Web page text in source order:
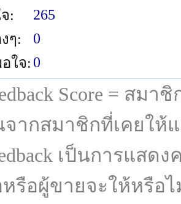
:
265
ๆ:
0
ใจ: 0
Score = สม
ากสมาชิกที่เคยให้
เป็นการแส
รือผู้ขายจะให้หรือไ